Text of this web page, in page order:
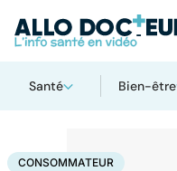
Santé Bien-être
AccueilSantéConsommateur
CONSOMMATEUR